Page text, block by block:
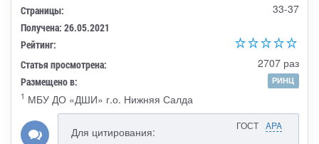
Страницы: 33-37
Получена: 26.05.2021
Рейтинг:
Статья просмотрена:
2707 раз
Размещено в:
РИНЦ
1 МБУ ДО «ДШИ» г.о. Нижняя Салда
ГОСТ APA
Для цитирования: